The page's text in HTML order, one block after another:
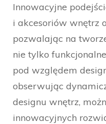
Innowacyjne
i akcesoriów wnętrz
pozwalając na
nie tylko
pod względem
obserwując
designu wnętrz,
innowacyjnych